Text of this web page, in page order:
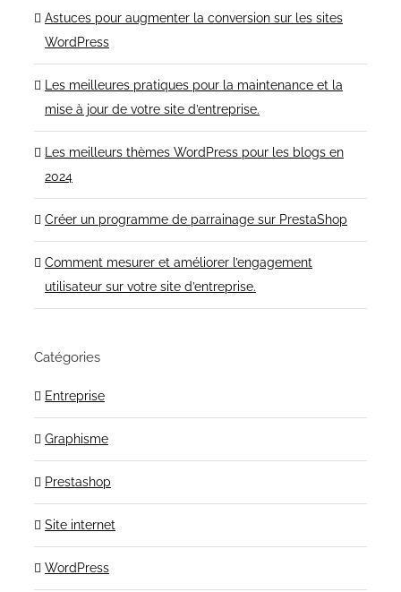
Astuces pour augmenter la conversion sur les sites
WordPress
Les meilleures pratiques pour la maintenance et la
mise à jour de votre site d’entreprise.
Les meilleurs thèmes WordPress pour les blogs en
2024
Créer un programme de parrainage sur PrestaShop
Comment mesurer et améliorer l’engagement
utilisateur sur votre site d’entreprise.
Catégories
Entreprise
Graphisme
Prestashop
Site internet
WordPress